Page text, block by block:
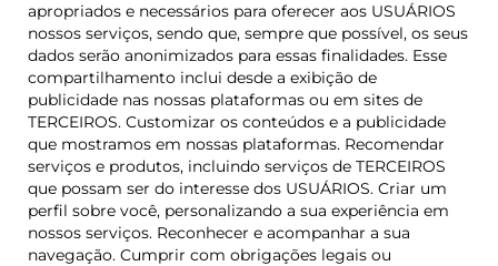
apropriados e necessários para oferecer aos USUÁRIOS
nossos serviços, sendo que, sempre que possível, os seus
dados serão anonimizados para essas finalidades. Esse
compartilhamento inclui desde a exibição de
publicidade nas nossas plataformas ou em sites de
TERCEIROS. Customizar os conteúdos e a publicidade
que mostramos em nossas plataformas. Recomendar
serviços e produtos, incluindo serviços de TERCEIROS
que possam ser do interesse dos USUÁRIOS. Criar um
perfil sobre você, personalizando a sua experiência em
nossos serviços. Reconhecer e acompanhar a sua
navegação. Cumprir com obrigações legais ou